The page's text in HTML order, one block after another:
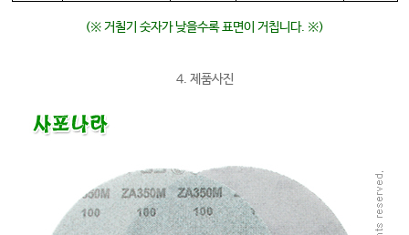
(※ 거칠기 숫자가 낮을수록 표면이 거칩니다. ※)
4. 제품사진